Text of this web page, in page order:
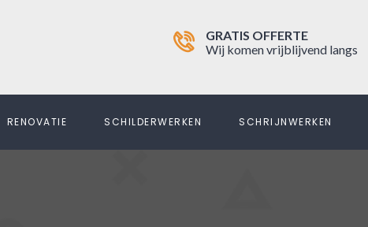
GRATIS OFFERTE
Wij komen vrijblijvend langs
RENOVATIE SCHILDERWERKEN SCHRIJNWERKEN